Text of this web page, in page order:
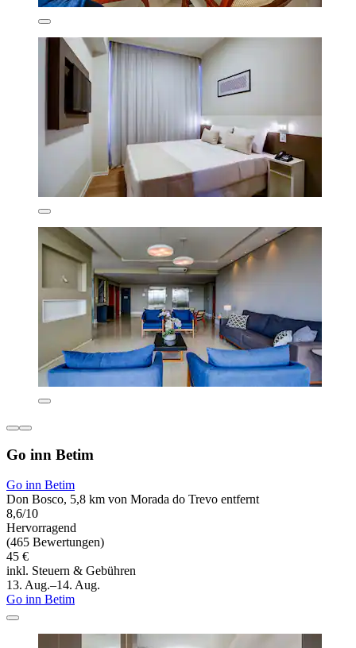
Go inn Betim
Go inn Betim
Don Bosco, 5,8 km von Morada do Trevo entfernt
8,6/10
Hervorragend
(465 Bewertungen)
45 €
inkl. Steuern & Gebühren
13. Aug.–14. Aug.
Go inn Betim